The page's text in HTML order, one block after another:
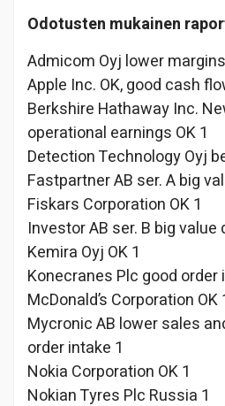
Odotusten mukainen
Admicom Oyj lower
Apple Inc. OK, good cash
Berkshire Hathaway Inc.
operational earnings OK 1
Detection Technology Oyj
Fastpartner AB ser. A big
Fiskars Corporation OK 1
Investor AB ser. B big
Kemira Oyj OK 1
Konecranes Plc good order
McDonald’s Corporation OK
Mycronic AB lower sales
order intake 1
Nokia Corporation OK 1
Nokian Tyres Plc Russia 1